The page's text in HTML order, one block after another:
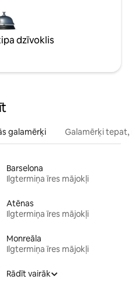
dzīvoklis
galamērķi Galamērķi tepat,
Barselona
Ilgtermiņa īres mājokļi
Atēnas
Ilgtermiņa īres mājokļi
Monreāla
Ilgtermiņa īres mājokļi
Rādīt vairāk